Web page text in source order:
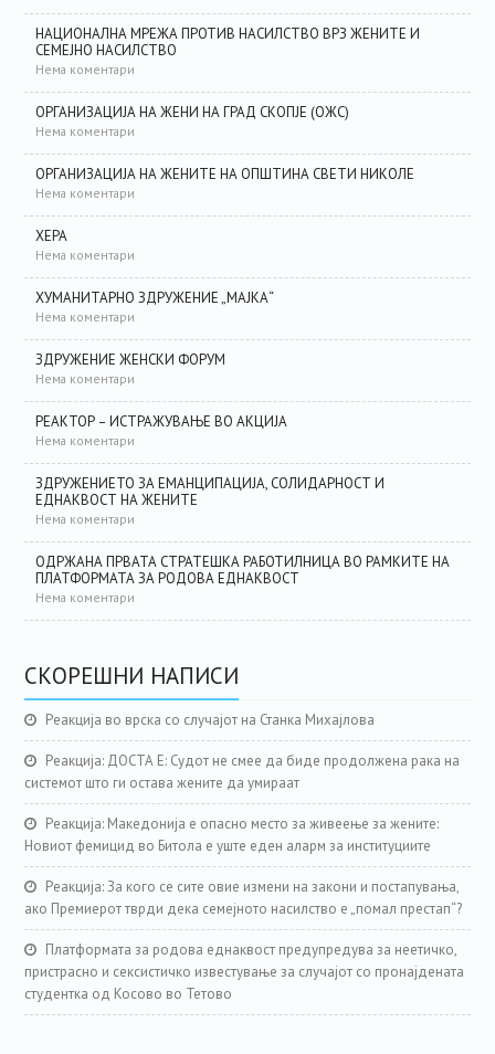
НАЦИОНАЛНА МРЕЖА ПРОТИВ НАСИЛСТВО ВРЗ ЖЕНИТЕ И
СЕМЕЈНО НАСИЛСТВО
Нема коментари
ОРГАНИЗАЦИЈА НА ЖЕНИ НА ГРАД СКОПЈЕ (ОЖС)
Нема коментари
ОРГАНИЗАЦИЈА НА ЖЕНИТЕ НА ОПШТИНА СВЕТИ НИКОЛЕ
Нема коментари
ХЕРА
Нема коментари
ХУМАНИТАРНО ЗДРУЖЕНИЕ „МАЈКА“
Нема коментари
ЗДРУЖЕНИЕ ЖЕНСКИ ФОРУМ
Нема коментари
РЕАКТОР – ИСТРАЖУВАЊЕ ВО АКЦИЈА
Нема коментари
ЗДРУЖЕНИЕТО ЗА ЕМАНЦИПАЦИЈА, СОЛИДАРНОСТ И
ЕДНАКВОСТ НА ЖЕНИТЕ
Нема коментари
ОДРЖАНА ПРВАТА СТРАТЕШКА РАБОТИЛНИЦА ВО РАМКИТЕ НА
ПЛАТФОРМАТА ЗА РОДОВА ЕДНАКВОСТ
Нема коментари
СКОРЕШНИ НАПИСИ
Реакција во врска со случајот на Станка Михајлова
Реакција: ДОСТА Е: Судот не смее да биде продолжена рака на
системот што ги остава жените да умираат
Реакција: Македонија е опасно место за живеење за жените:
Новиот фемицид во Битола е уште еден аларм за институциите
Реакција: За кого се сите овие измени на закони и постапувања,
ако Премиерот тврди дека семејното насилство е „помал престап“?
Платформата за родова еднаквост предупредува за неетичко,
пристрасно и сексистичко известување за случајот со пронајдената
студентка од Косово во Тетово